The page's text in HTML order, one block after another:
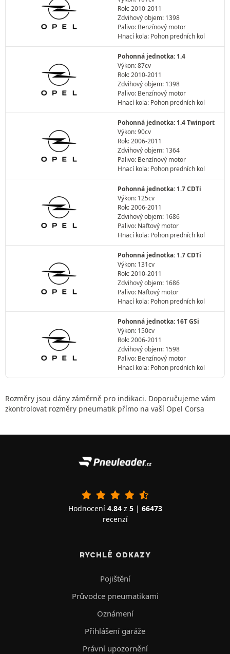
Rok: 2010-2011
Zdvihový objem: 1398
Palivo: Benzínový motor
Hnací kola: Pohon predních kol
Pohonná jednotka: 1.4
Výkon: 87cv
Rok: 2010-2011
Zdvihový objem: 1398
Palivo: Benzínový motor
Hnací kola: Pohon predních kol
Pohonná jednotka: 1.4 Twinport
Výkon: 90cv
Rok: 2006-2011
Zdvihový objem: 1364
Palivo: Benzínový motor
Hnací kola: Pohon predních kol
Pohonná jednotka: 1.7 CDTi
Výkon: 125cv
Rok: 2006-2011
Zdvihový objem: 1686
Palivo: Naftový motor
Hnací kola: Pohon predních kol
Pohonná jednotka: 1.7 CDTi
Výkon: 131cv
Rok: 2010-2011
Zdvihový objem: 1686
Palivo: Naftový motor
Hnací kola: Pohon predních kol
Pohonná jednotka: 16T GSi
Výkon: 150cv
Rok: 2006-2011
Zdvihový objem: 1598
Palivo: Benzínový motor
Hnací kola: Pohon predních kol
Rozměry jsou dány záměrně pro indikaci. Doporučujeme vám
zkontrolovat rozměry pneumatik přímo na vaší Opel Corsa
Hodnocení 4.84z 5| 66473
recenzí
RYCHLÉ ODKAZY
Pojištění
Průvodce pneumatikami
Oznámení
Přihlášení garáže
Právní upozornění